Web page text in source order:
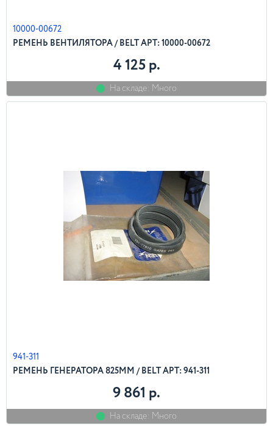
10000-00672
РЕМЕНЬ ВЕНТИЛЯТОРА / BELT АРТ: 10000-00672
4 125 р.
На складе: Много
941-311
РЕМЕНЬ ГЕНЕРАТОРА 825ММ / BELT АРТ: 941-311
9 861 р.
На складе: Много